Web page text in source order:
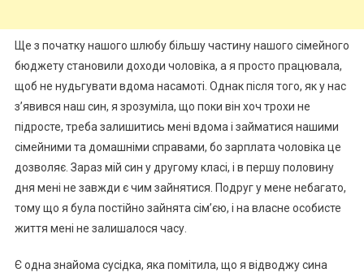
Ще з початку нашого шлюбу більшу частину нашого сімейного
бюджету становили доходи чоловіка, а я просто працювала,
щоб не нудьгувати вдома насамоті. Однак після того, як у нас
з’явився наш син, я зрозуміла, що поки він хоч трохи не
підросте, треба залишитись мені вдома і займатися нашими
сімейними та домашніми справами, бо зарплата чоловіка це
дозволяє. Зараз мій син у другому класі, і в першу половину
дня мені не завжди є чим зайнятися. Подруг у мене небагато,
тому що я була постійно зайнята сім’єю, і на власне особисте
життя мені не залишалося часу.
Є одна знайома сусідка, яка помітила, що я відводжу сина